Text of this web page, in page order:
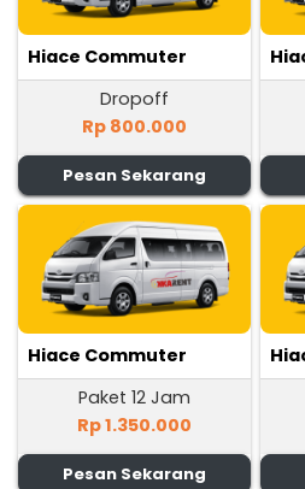
Hiace Commuter
Dropoff
Rp 800.000
Pesan Sekarang
Hiace Commuter
Paket 12 Jam
Rp 1.350.000
Pesan Sekarang